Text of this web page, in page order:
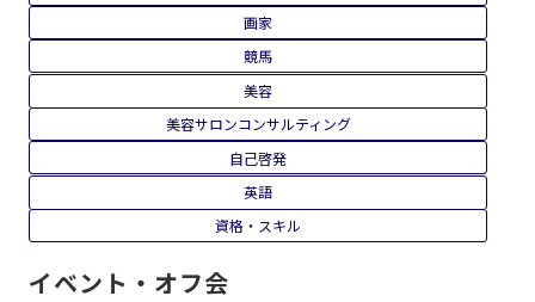
画家
競馬
美容
美容サロンコンサルティング
自己啓発
英語
資格・スキル
イベント・オフ会